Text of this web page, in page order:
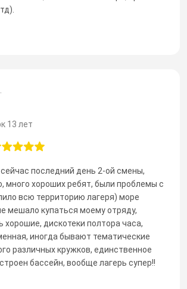
13 лет
сейчас последний день 2-ой смены,
много хороших ребят, были проблемы с
всю территорию лагеря) море
мешало купаться моему отряду,
хорошие, дискотеки полтора часа,
иногда бывают тематические
различных кружков, единственное
бассейн, вообще лагерь супер!!